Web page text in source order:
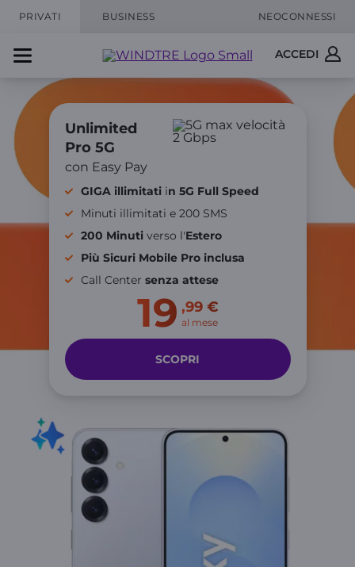
PRIVATI BUSINESS NEOCONNESSI
ACCEDI
Unlimited
Pro 5G
con Easy Pay
GIGA illimitatiin 5G Full Speed
Minuti illimitati e 200 SMS
200 Minutiverso l'Estero
Più Sicuri Mobile Pro inclusa
Call Center senza attese
19 ,99 €
al mese
SCOPRI